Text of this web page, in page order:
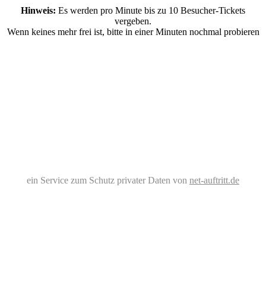
Hinweis: Es werden pro Minute bis zu 10 Besucher-Tickets
vergeben.
Wenn keines mehr frei ist, bitte in einer Minuten nochmal probieren
ein Service zum Schutz privater Daten von net-auftritt.de